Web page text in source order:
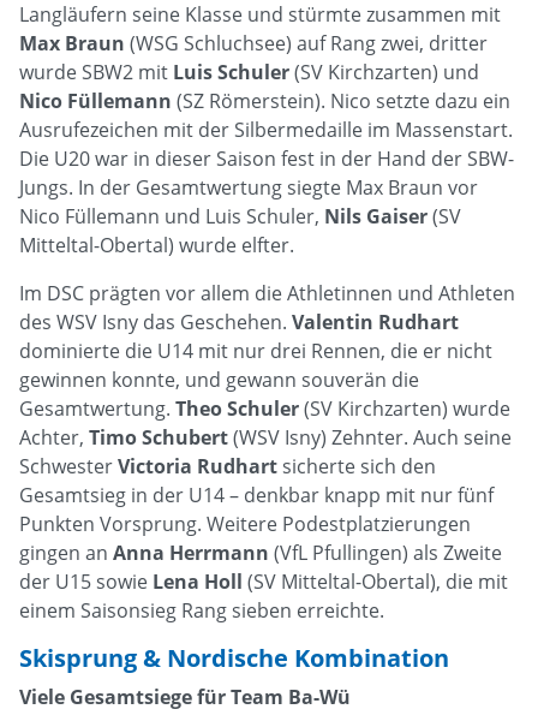
Langläufern seine Klasse und stürmte zusammen mit
Max Braun (WSG Schluchsee) auf Rang zwei, dritter
wurde SBW2 mit Luis Schuler(SV Kirchzarten) und
Nico Füllemann (SZ Römerstein). Nico setzte dazu ein
Ausrufezeichen mit der Silbermedaille im Massenstart.
Die U20 war in dieser Saison fest in der Hand der SBW-
Jungs. In der Gesamtwertung siegte Max Braun vor
Nico Füllemann und Luis Schuler, Nils Gaiser(SV
Mitteltal-Obertal) wurde elfter.
Im DSC prägten vor allem die Athletinnen und Athleten
des WSV Isny das Geschehen. Valentin Rudhart
dominierte die U14 mit nur drei Rennen, die er nicht
gewinnen konnte, und gewann souverän die
Gesamtwertung. Theo Schuler(SV Kirchzarten) wurde
Achter, Timo Schubert(WSV Isny) Zehnter. Auch seine
SchwesterVictoria Rudhartsicherte sich den
Gesamtsieg in der U14 – denkbar knapp mit nur fünf
Punkten Vorsprung. Weitere Podestplatzierungen
gingen an Anna Herrmann (VfL Pfullingen) als Zweite
der U15 sowie Lena Holl (SV Mitteltal-Obertal), die mit
einem Saisonsieg Rang sieben erreichte.
Skisprung & Nordische Kombination
Viele Gesamtsiege für Team Ba-Wü